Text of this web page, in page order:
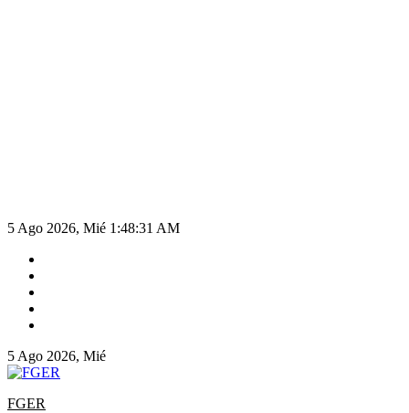
5 Ago 2026, Mié 1:48:31 AM
5 Ago 2026, Mié
FGER